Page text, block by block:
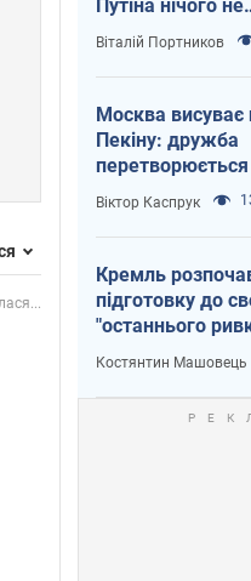
Путіна нічого не
вийшло з
Віталій Портников
Москва висуває
Пекіну: дружба
залежність Росії
Китаю
Віктор Каспрук
Кремль
підготовку до
"останнього
Костянтин Машовець